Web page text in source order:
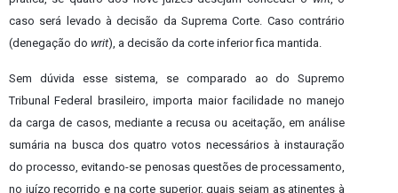
caso será levado à decisão da Suprema Corte. Caso contrário
(denegação do writ), a decisão da corte inferior fica mantida.
Sem dúvida esse sistema, se comparado ao do Supremo
Tribunal Federal brasileiro, importa maior facilidade no manejo
da carga de casos, mediante a recusa ou aceitação, em análise
sumária na busca dos quatro votos necessários à instauração
do processo, evitando-se penosas questões de processamento,
no juízo recorrido e na corte superior, quais sejam as atinentes à